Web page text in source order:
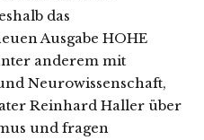
das
Ausgabe HOHE
anderem mit
Neurowissenschaft,
Reinhard Haller über
und fragen